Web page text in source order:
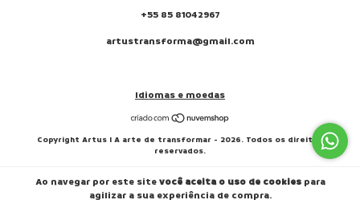
Ao navegar por este sitevocê aceita o uso de cookiespara
agilizar a sua experiência de compra.
+55 85 81042967
artustransforma@gmail.com
Idiomas e moedas
Copyright Artus I A arte de transformar - 2026. Todos os direitos
reservados.